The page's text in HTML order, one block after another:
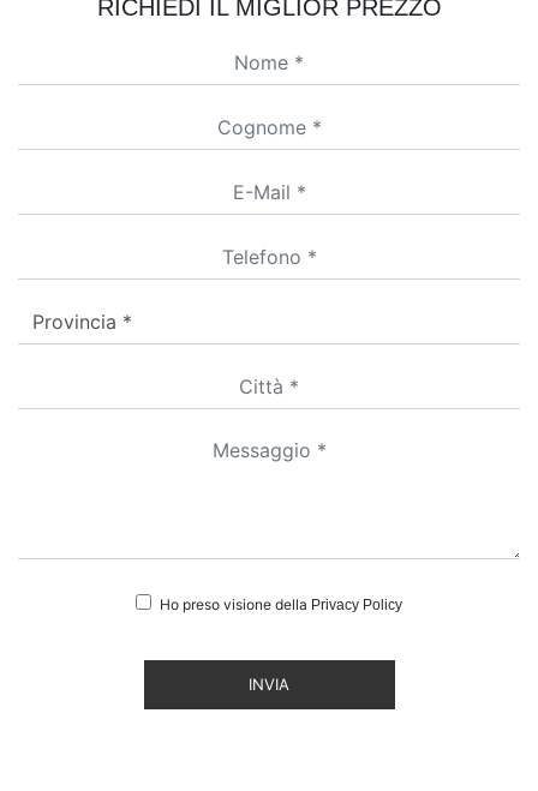
RICHIEDI IL MIGLIOR PREZZO
Ho preso visione della Privacy Policy
INVIA